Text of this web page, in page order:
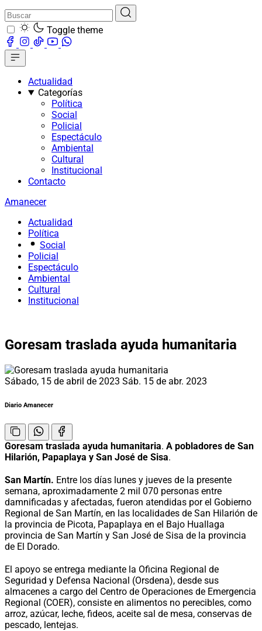
Toggle theme
Actualidad
Categorías
Política
Social
Policial
Espectáculo
Ambiental
Cultural
Institucional
Contacto
Amanecer
Actualidad
Política
Social
Policial
Espectáculo
Ambiental
Cultural
Institucional
Goresam traslada ayuda humanitaria
Sábado, 15 de abril de 2023 Sáb. 15 de abr. 2023
Diario Amanecer
Goresam traslada ayuda humanitaria. A pobladores de San
Hilarión, Papaplaya y San José de Sisa.
San Martín. Entre los días lunes y jueves de la presente
semana, aproximadamente 2 mil 070 personas entre
damnificadas y afectadas, fueron atendidas por el Gobierno
Regional de San Martín, en las localidades de San Hilarión de
la provincia de Picota, Papaplaya en el Bajo Huallaga
provincia de San Martín y San José de Sisa de la provincia
de El Dorado.
El apoyo se entrega mediante la Oficina Regional de
Seguridad y Defensa Nacional (Orsdena), desde sus
almacenes a cargo del Centro de Operaciones de Emergencia
Regional (COER), consiste en alimentos no perecibles, como
arroz, azúcar, leche, fideos, aceite sal de mesa, conservas de
pescado, lentejas.